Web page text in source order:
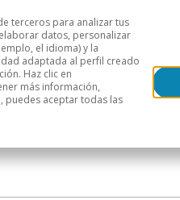
Áreas geográficas
terceros para analizar tus
datos, personalizar
el idioma) y la
adaptada al perfil creado
Haz clic en
más información,
puedes aceptar todas las